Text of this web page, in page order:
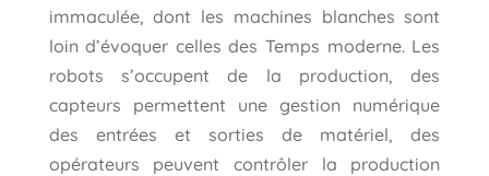
immaculée, dont les machines blanches sont
loin d’évoquer celles des Temps moderne. Les
robots s’occupent de la production, des
capteurs permettent une gestion numérique
des entrées et sorties de matériel, des
opérateurs peuvent contrôler la production